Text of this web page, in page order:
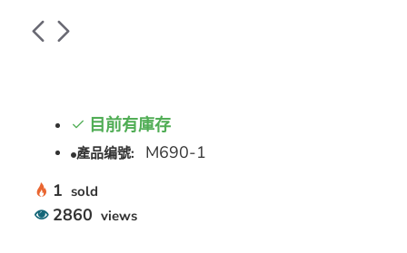
目前有庫存
產品编號:
M690-1
1 sold
2860 views